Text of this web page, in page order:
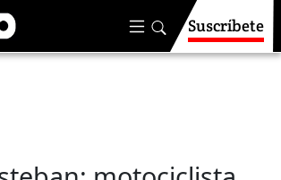
Suscríbete